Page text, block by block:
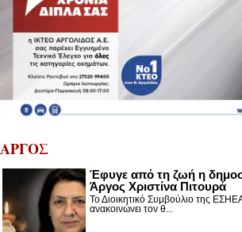
ΑΡΓΟΣ
Έφυγε από τη ζωή η
Άργος Χριστίνα Πιτουρά
Το Διοικητικό Συμβούλιο της ΕΣΗΕΑ
ανακοινώνει τον θ...